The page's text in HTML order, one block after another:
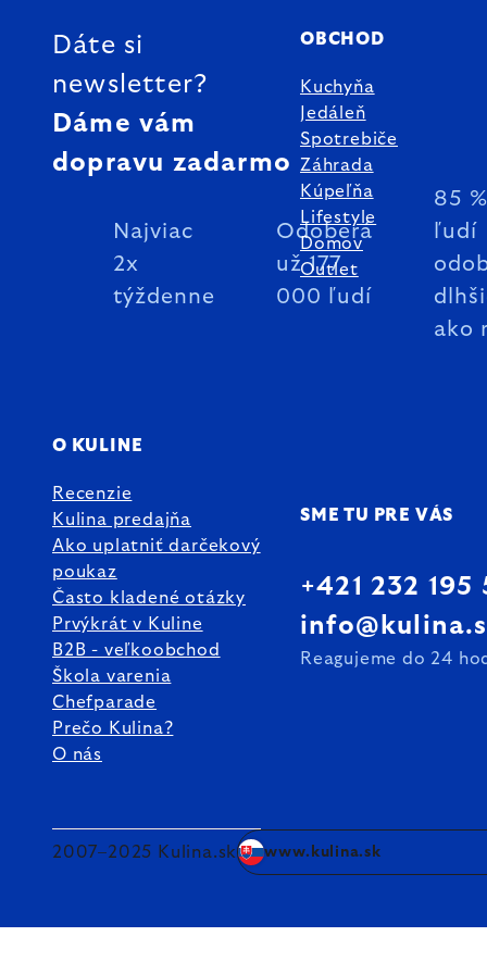
Dáte si
newsletter?
Dáme vám
dopravu zadarmo
Najviac
2x
týždenne
Odoberá
už 177
000 ľudí
85 %
ľudí
ako
OBCHOD
Kuchyňa
Jedáleň
Spotrebiče
Záhrada
Kúpeľňa
Lifestyle
Domov
Outlet
O KULINE
Recenzie
Kulina predajňa
Ako uplatniť darčekový
poukaz
Často kladené otázky
Prvýkrát v Kuline
B2B - veľkoobchod
Škola varenia
Chefparade
Prečo Kulina?
O nás
SME TU PRE VÁS
+421 232 195
Reagujeme do 24
2007–2025 Kulina.sk www.kulina.sk